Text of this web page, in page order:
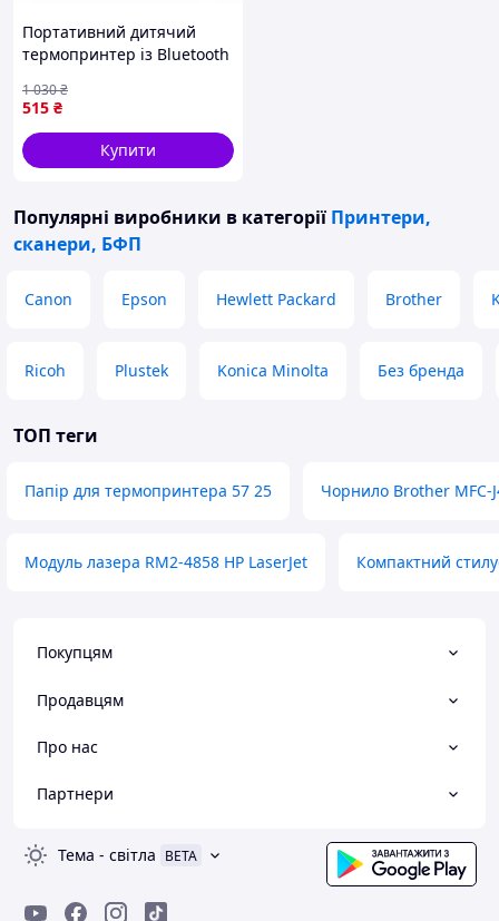
Портативний дитячий
термопринтер із Bluetooth
телефону Blue GQ-33
515 ₴
1 030₴
Купити
Популярні виробники в категорії Принтери,
сканери, БФП
Canon Epson Hewlett Packard Brother
Ricoh Plustek Konica Minolta Без бренда
ТОП теги
Папір для термопринтера 57 25 Чорнило Brother MFC-
Модуль лазера RM2-4858 HP LaserJet Компактний
Покупцям
Продавцям
Про нас
Партнери
Тема - світла BETA